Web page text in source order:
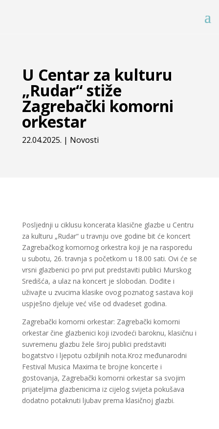
U Centar za kulturu
„Rudar“ stiže
Zagrebački komorni
orkestar
22.04.2025. | Novosti
Posljednji u ciklusu koncerata klasične glazbe u Centru
za kulturu „Rudar“ u travnju ove godine bit će koncert
Zagrebačkog komornog orkestra koji je na rasporedu
u subotu, 26. travnja s početkom u 18.00 sati. Ovi će se
vrsni glazbenici po prvi put predstaviti publici Murskog
Središća, a ulaz na koncert je slobodan. Dođite i
uživajte u zvucima klasike ovog poznatog sastava koji
uspješno djeluje već više od dvadeset godina.
Zagrebački komorni orkestar: Zagrebački komorni
orkestar čine glazbenici koji izvodeći baroknu, klasičnu i
suvremenu glazbu žele široj publici predstaviti
bogatstvo i ljepotu ozbiljnih nota.Kroz međunarodni
Festival Musica Maxima te brojne koncerte i
gostovanja, Zagrebački komorni orkestar sa svojim
prijateljima glazbenicima iz cijelog svijeta pokušava
dodatno potaknuti ljubav prema klasičnoj glazbi.